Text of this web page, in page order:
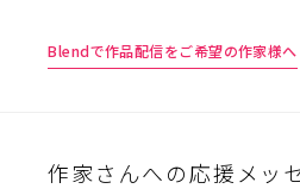
Blendで作品配信をご希望の作家様へ
作家さんへの応援メッ